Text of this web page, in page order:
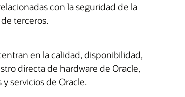
con la seguridad de la
terceros.
en la calidad, disponibilidad,
directa de hardware de Oracle,
servicios de Oracle.